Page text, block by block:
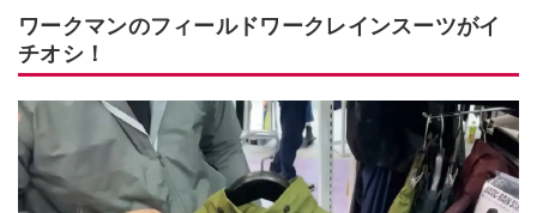
ワークマンのフィールドワークレインスーツがイ
チオシ！